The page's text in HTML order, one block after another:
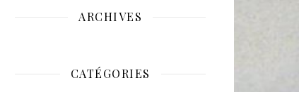
ARCHIVES
CATÉGORIES